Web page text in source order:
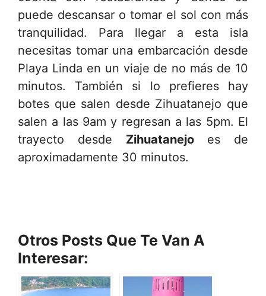
puede descansar o tomar el sol con más
tranquilidad. Para llegar a esta isla
necesitas tomar una embarcación desde
Playa Linda en un viaje de no más de 10
minutos. También si lo prefieres hay
botes que salen desde Zihuatanejo que
salen a las 9am y regresan a las 5pm. El
trayecto desde Zihuatanejoes de
aproximadamente 30 minutos.
Otros Posts Que Te Van A
Interesar: